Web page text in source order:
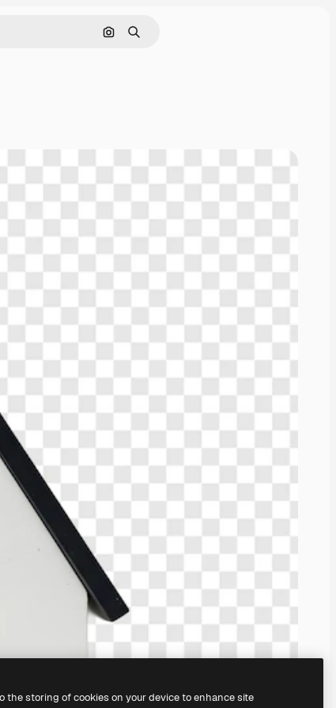
Cerca per immagine
Ricerca
the storing of cookies on your device to enhance site